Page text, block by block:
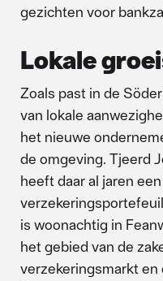
gezichten voor
Lokale
Zoals past in de
van lokale
het nieuwe
de omgeving. Tjeerd
heeft daar al jaren
is woonachtig in
het gebied van de
verzekeringsmarkt en